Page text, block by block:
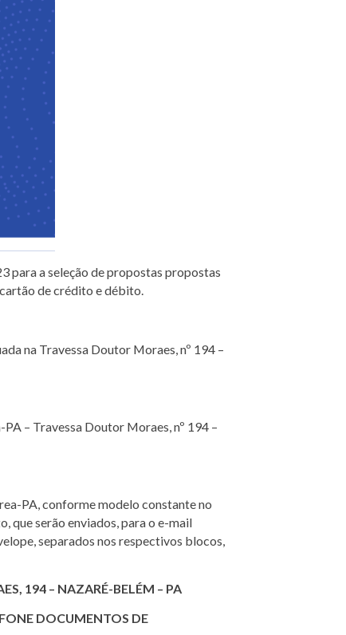
para a seleção de propostas propostas
de crédito e débito.
na Travessa Doutor Moraes, nº 194 –
– Travessa Doutor Moraes, nº 194 –
PA, conforme modelo constante no
que serão enviados, para o e-mail
separados nos respectivos blocos,
194 – NAZARÉ-BELÉM – PA
DOCUMENTOS DE